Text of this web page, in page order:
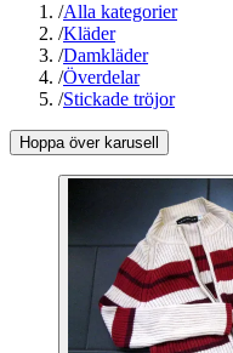
/Alla kategorier
/Kläder
/Damkläder
/Överdelar
/Stickade tröjor
Hoppa över karusell